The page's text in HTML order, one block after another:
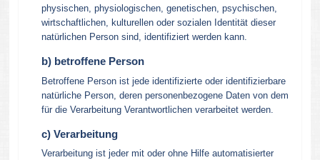
physischen, physiologischen, genetischen, psychischen,
wirtschaftlichen, kulturellen oder sozialen Identität dieser
natürlichen Person sind, identifiziert werden kann.
b) betroffene Person
Betroffene Person ist jede identifizierte oder identifizierbare
natürliche Person, deren personenbezogene Daten von dem
für die Verarbeitung Verantwortlichen verarbeitet werden.
c) Verarbeitung
Verarbeitung ist jeder mit oder ohne Hilfe automatisierter